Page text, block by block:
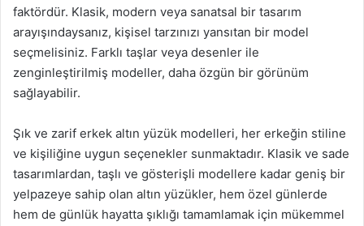
faktördür. Klasik, modern veya sanatsal bir tasarım
arayışındaysanız, kişisel tarzınızı yansıtan bir model
seçmelisiniz. Farklı taşlar veya desenler ile
zenginleştirilmiş modeller, daha özgün bir görünüm
sağlayabilir.
Şık ve zarif erkek altın yüzük modelleri, her erkeğin stiline
ve kişiliğine uygun seçenekler sunmaktadır. Klasik ve sade
tasarımlardan, taşlı ve gösterişli modellere kadar geniş bir
yelpazeye sahip olan altın yüzükler, hem özel günlerde
hem de günlük hayatta şıklığı tamamlamak için mükemmel